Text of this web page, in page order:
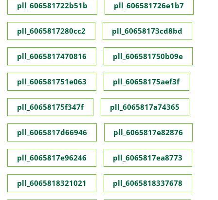
pll_606581722b51b pll_606581726e1b7
pll_6065817280cc2 pll_60658173cd8bd
pll_6065817470816 pll_606581750b09e
pll_606581751e063 pll_60658175aef3f
pll_60658175f347f pll_6065817a74365
pll_6065817d66946 pll_6065817e82876
pll_6065817e96246 pll_6065817ea8773
pll_6065818321021 pll_6065818337678